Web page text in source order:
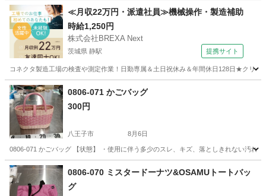
東京 八王子市 バッグ 現地
≪月収22万円・派遣社員≫機械操作・製造補助
時給1,250円
株式会社BREXA Next
茨城県 静駅 提携サイト
コネクタ製造工場の検査や測定作業！日勤専属＆土日祝休み＆年間休日128日★クリ
茨城 常陸大宮市 その他
0806-071 かごバッグ
300円
八王子市 8月6日
0806-071 かごバッグ 【状態】 ・使用に伴う多少のスレ、キズ、落としきれない汚
東京 八王子市 かご
0806-070 ミスタードーナツ&OSAMUトートバッ
グ